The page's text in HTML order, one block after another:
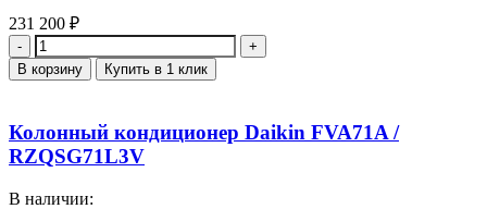
231 200 ₽
Количество
В корзину Купить в 1 клик
Колонный кондиционер Daikin FVA71A /
RZQSG71L3V
В наличии: